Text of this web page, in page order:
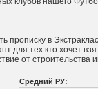
прописку в
тех кто хочет
от строительства
Средний РУ: